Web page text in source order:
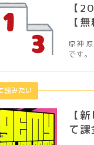
【
【無
原神
です。
【
て